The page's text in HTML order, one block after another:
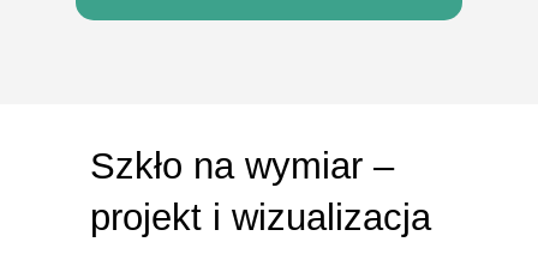
Szkło na wymiar –
projekt i wizualizacja